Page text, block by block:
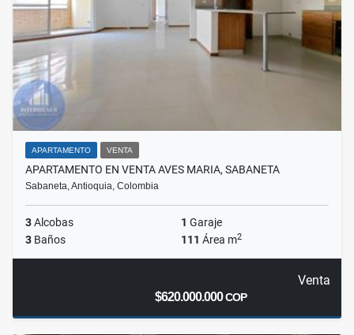
APARTAMENTO VENTA
APARTAMENTO EN VENTA AVES MARIA, SABANETA
Sabaneta, Antioquia, Colombia
3Alcobas 1 Garaje
3 Baños 111 Área m2
Venta
$620.000.000COP